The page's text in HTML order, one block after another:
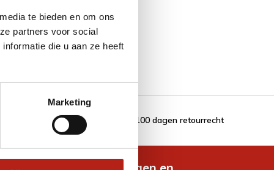
te bieden en om ons
partners voor social
die u aan ze heeft
Marketing
100 dagen retourrecht